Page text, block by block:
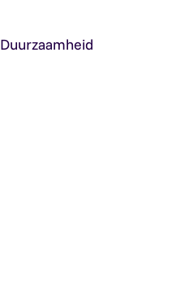
Duurzaamheid